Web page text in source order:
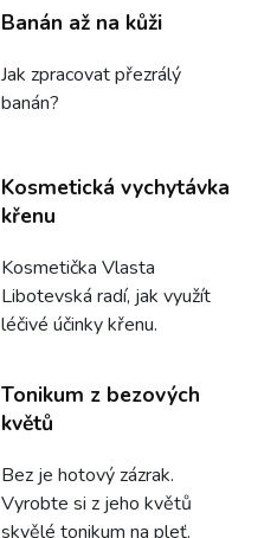
Banán až na kůži
Jak zpracovat přezrálý
banán?
Kosmetická vychytávka
křenu
Kosmetička Vlasta
Libotevská radí, jak využít
léčivé účinky křenu.
Tonikum z bezových
květů
Bez je hotový zázrak.
Vyrobte si z jeho květů
skvělé tonikum na pleť.